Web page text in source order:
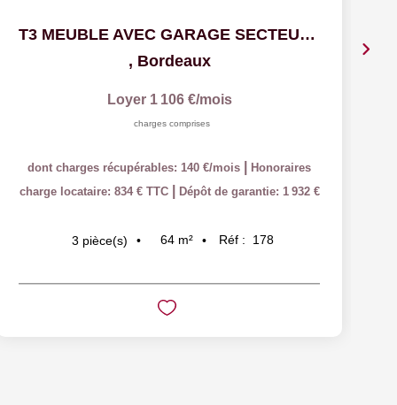
T3 MEUBLE AVEC GARAGE SECTEUR MEDOQUINE
, Bordeaux
Loyer 1 106 €/mois
charges comprises
dont charges récupérables: 140 €/mois
Honoraires
charge locataire: 834 € TTC
Dépôt de garantie: 1 932 €
3 pièce(s) 64 m² Réf : 178